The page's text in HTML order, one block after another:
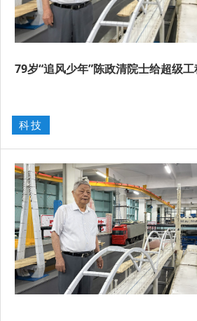
79岁“追风少年”陈政清院士给超级
科技